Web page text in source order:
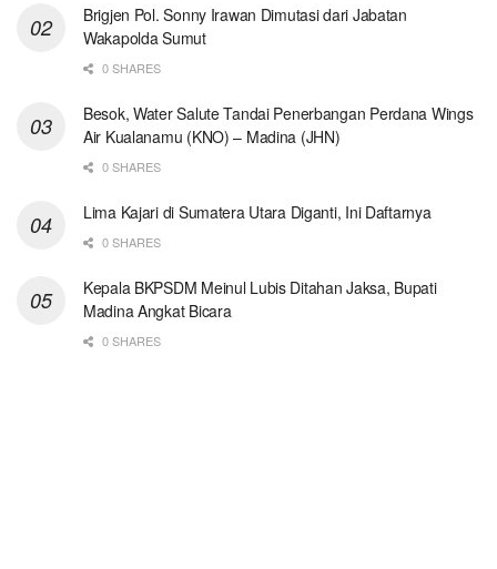
Brigjen Pol. Sonny Irawan Dimutasi dari Jabatan
Wakapolda Sumut
0 SHARES
Besok, Water Salute Tandai Penerbangan Perdana Wings
Air Kualanamu (KNO) – Madina (JHN)
0 SHARES
Lima Kajari di Sumatera Utara Diganti, Ini Daftarnya
0 SHARES
Kepala BKPSDM Meinul Lubis Ditahan Jaksa, Bupati
Madina Angkat Bicara
0 SHARES